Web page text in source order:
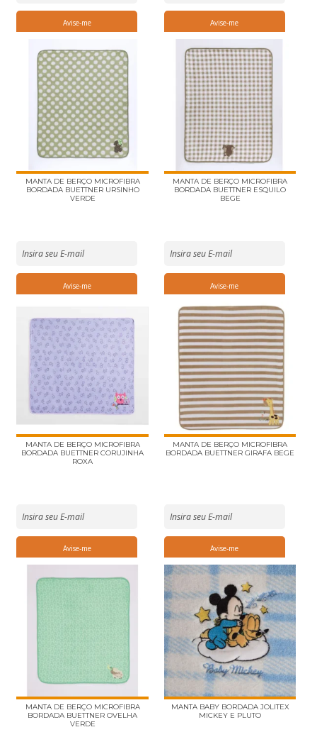
MANTA DE BERÇO MICROFIBRA
BORDADA BUETTNER URSINHO
VERDE
MANTA DE BERÇO MICROFIBRA
BORDADA BUETTNER ESQUILO
BEGE
MANTA DE BERÇO MICROFIBRA
BORDADA BUETTNER CORUJINHA
ROXA
MANTA DE BERÇO MICROFIBRA
BORDADA BUETTNER GIRAFA BEGE
MANTA DE BERÇO MICROFIBRA
BORDADA BUETTNER OVELHA
VERDE
MANTA BABY BORDADA JOLITEX
MICKEY E PLUTO